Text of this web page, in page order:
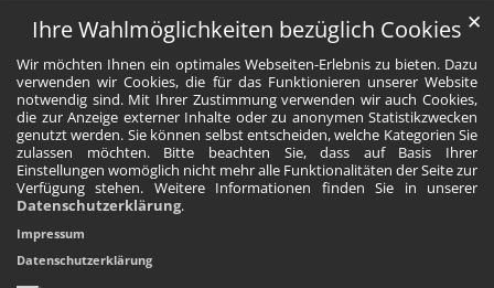
Ihre Wahlmöglichkeiten bezüglich Cookies
Wir möchten Ihnen ein optimales Webseiten-Erlebnis zu bieten. Dazu
verwenden wir Cookies, die für das Funktionieren unserer Website
notwendig sind. Mit Ihrer Zustimmung verwenden wir auch Cookies,
die zur Anzeige externer Inhalte oder zu anonymen Statistikzwecken
genutzt werden. Sie können selbst entscheiden, welche Kategorien Sie
zulassen möchten. Bitte beachten Sie, dass auf Basis Ihrer
Einstellungen womöglich nicht mehr alle Funktionalitäten der Seite zur
Verfügung stehen. Weitere Informationen finden Sie in unserer
Datenschutzerklärung.
✕
Impressum
Datenschutzerklärung